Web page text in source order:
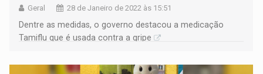
Geral 28 de Janeiro de 2022 às 15:51
Dentre as medidas, o governo destacou a medicação
Tamiflu que é usada contra a gripe